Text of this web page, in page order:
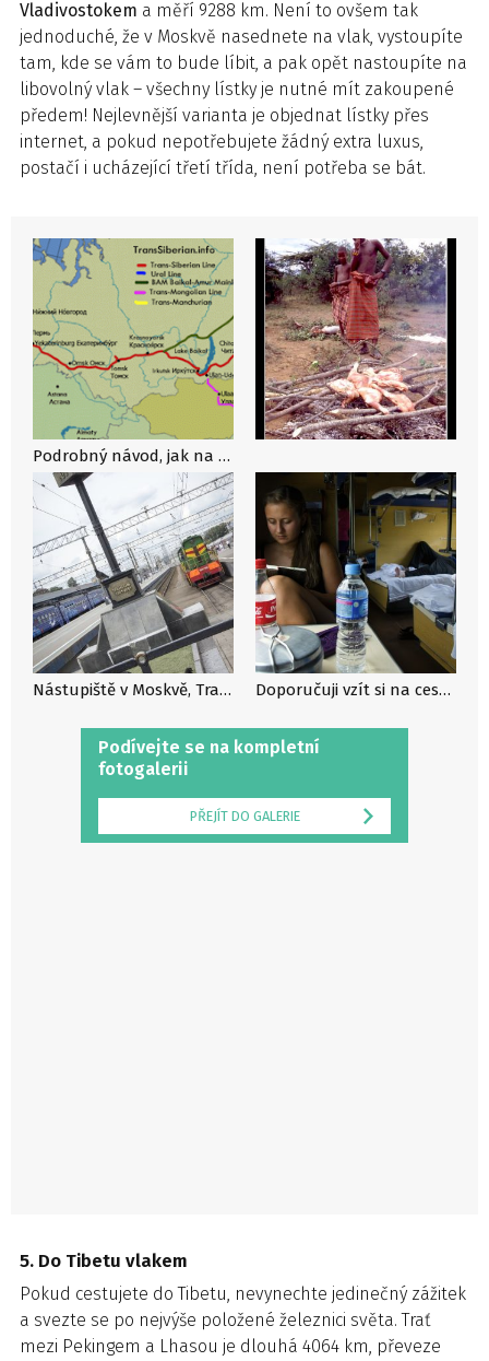
Vladivostokem a měří 9288 km. Není to ovšem tak
jednoduché, že v Moskvě nasednete na vlak, vystoupíte
tam, kde se vám to bude líbit, a pak opět nastoupíte na
libovolný vlak – všechny lístky je nutné mít zakoupené
předem! Nejlevnější varianta je objednat lístky přes
internet, a pokud nepotřebujete žádný extra luxus,
postačí i ucházející třetí třída, není potřeba se bát.
Podívejte se na kompletní
fotogalerii
PŘEJÍT DO GALERIE
Podrobný návod, jak na Transsibiřskou magistrálu
Nástupiště v Moskvě, Transsibiřská magistrála, Rusko Doporučuji vzít si na cestu něco ke čtení, Transsibiřská magistrála, Rusko
5. Do Tibetu vlakem
Pokud cestujete do Tibetu, nevynechte jedinečný zážitek
a svezte se po nejvýše položené železnici světa. Trať
mezi Pekingem a Lhasou je dlouhá 4064 km, převeze